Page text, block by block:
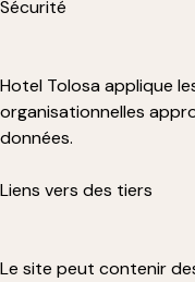
Sécurité
Hotel Tolosa applique
organisationnelles
données.
Liens vers des tiers
Le site peut contenir